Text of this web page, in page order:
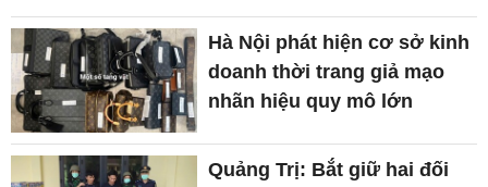
Hà Nội phát hiện cơ sở kinh
doanh thời trang giả mạo
nhãn hiệu quy mô lớn
Quảng Trị: Bắt giữ hai đối